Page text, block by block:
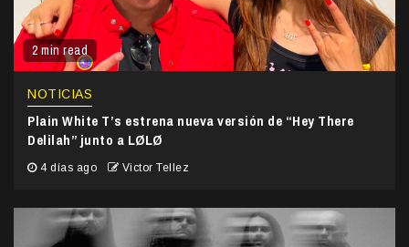
2 min read
NOTICIAS
Plain White T’s estrena nueva versión de “Hey There
Delilah” junto a LØLØ
4 días ago Victor Tellez